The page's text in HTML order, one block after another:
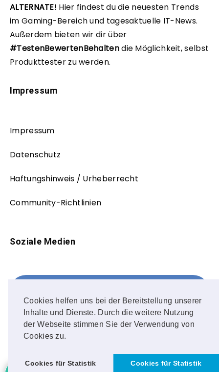
Cookies helfen uns bei der Bereitstellung unserer
Inhalte und Dienste. Durch die weitere Nutzung
der Webseite stimmen Sie der Verwendung von
Cookies zu.
Cookies für Statistik
Cookies für Statistik
ALTERNATE! Hier findest du die neuesten Trends
im Gaming-Bereich und tagesaktuelle IT-News.
Außerdem bieten wir dir über
#TestenBewertenBehaltendie Möglichkeit, selbst
Produkttester zu werden.
Impressum
Impressum
Datenschutz
Haftungshinweis / Urheberrecht
Community-Richtlinien
Soziale Medien
FOLLOW ME!
Instagram
OUR PHOTOS!